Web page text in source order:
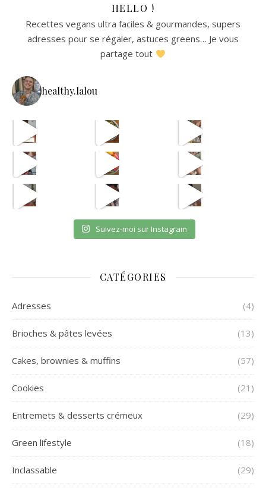
HELLO !
Recettes vegans ultra faciles & gourmandes, supers
adresses pour se régaler, astuces greens… Je vous
partage tout
healthy.lalou
avec les astuces de @aist
OUI JE SAIS CPAS UNE VRA
Suivez-moi sur Instagram
CATÉGORIES
Adresses (4)
Brioches & pâtes levées (13)
Cakes, brownies & muffins (57)
Cookies (21)
Entremets & desserts crémeux (29)
Green lifestyle (18)
Inclassable (29)